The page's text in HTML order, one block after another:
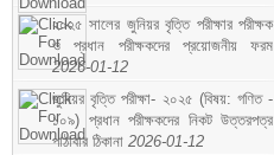
২০২৫ সালের জুনিয়র বৃত্তি পরীক্ষার পরীক্ষক
ও প্রধান পরীক্ষকদের প্রয়োজনীয় ফরম
2026-01-12
জুনিয়র বৃত্তি পরীক্ষা- ২০২৫ (বিষয়: গণিত -
১০৯) প্রধান পরীক্ষকদের নিকট উত্তরপত্র
পাঠাবার ঠিকানা 2026-01-12